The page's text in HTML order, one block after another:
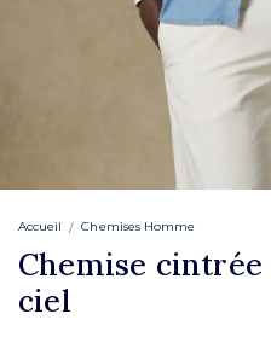
Accueil Chemises Homme
Chemise
ciel